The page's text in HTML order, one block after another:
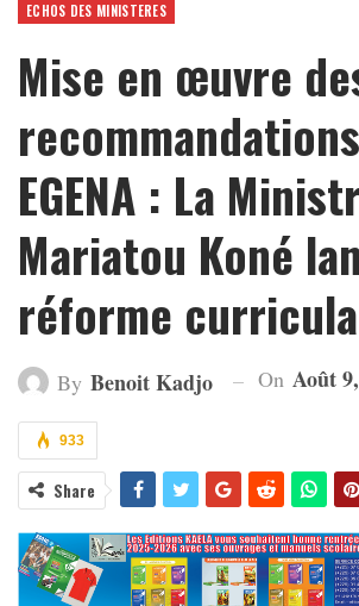
ECHOS DES MINISTERES
Mise en œuvre
EGENA : La
Mariatou Koné
réforme
By Benoit Kadjo On Août
933
Share